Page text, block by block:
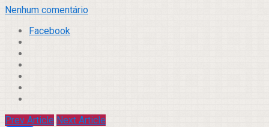
Nenhum comentário
Facebook
Prev Article Next Article